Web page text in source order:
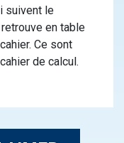
suivent le
en table
Ce sont
de calcul.